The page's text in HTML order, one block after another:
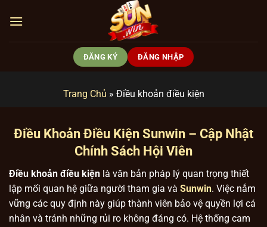
qua
ĐĂNG KÝ ĐĂNG NHẬP
Trang Chủ » Điều khoản điều kiện
Điều Khoản Điều Kiện Sunwin – Cập Nhật
Chính Sách Hội Viên
Điều khoản điều kiện là văn bản pháp lý quan trọng thiết
lập mối quan hệ giữa người tham gia và Sunwin. Việc nắm
vững các quy định này giúp thành viên bảo vệ quyền lợi cá
nhân và tránh những rủi ro không đáng có. Hệ thống cam